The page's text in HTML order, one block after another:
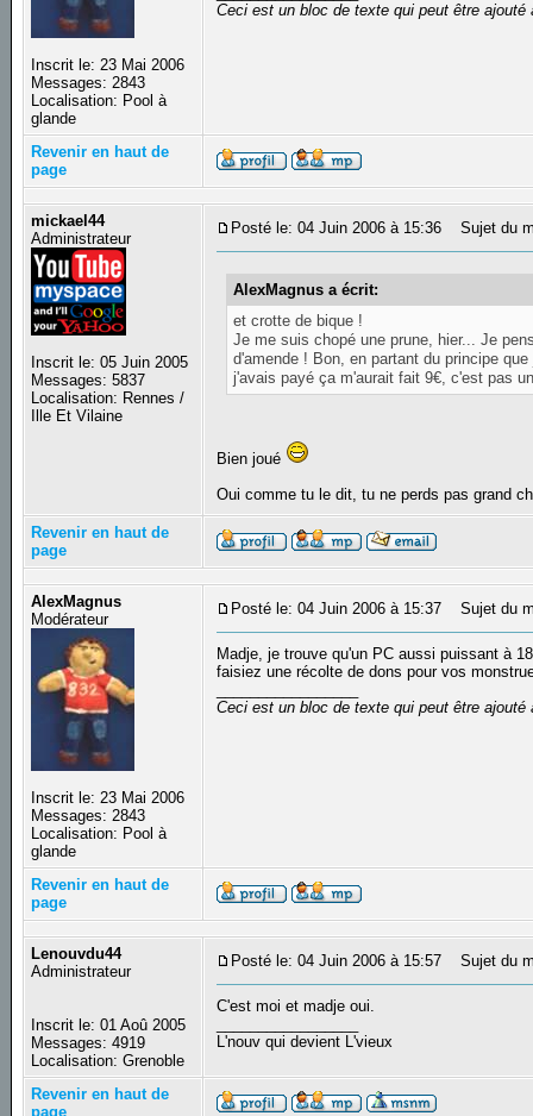
Inscrit le: 23 Mai 2006
Messages: 2843
Localisation: Pool à
glande
Ceci est un bloc de texte qui peut être
Revenir en haut de
page
mickael44
Administrateur
Inscrit le: 05 Juin 2005
Messages: 5837
Localisation: Rennes /
Ille Et Vilaine
Posté le: 04 Juin 2006 à 15:36 Sujet du
AlexMagnus a écrit:
et crotte de bique !
Je me suis chopé une prune, hier... Je
d'amende ! Bon, en partant du principe
j'avais payé ça m'aurait fait 9€, c'est pas
Bien joué
Oui comme tu le dit, tu ne perds pas grand
Revenir en haut de
page
AlexMagnus
Modérateur
Inscrit le: 23 Mai 2006
Messages: 2843
Localisation: Pool à
glande
Posté le: 04 Juin 2006 à 15:37 Sujet du
Madje, je trouve qu'un PC aussi puissant à
faisiez une récolte de dons pour vos
Ceci est un bloc de texte qui peut être
Revenir en haut de
page
Lenouvdu44
Administrateur
Inscrit le: 01 Aoû 2005
Messages: 4919
Localisation: Grenoble
Posté le: 04 Juin 2006 à 15:57 Sujet du
C'est moi et madje oui.
L'nouv qui devient L'vieux
Revenir en haut de
page